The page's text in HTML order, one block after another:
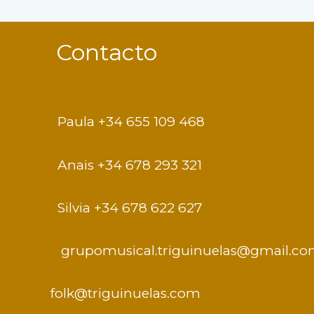
Contacto
Paula +34 655 109 468
Anais +34 678 293 321
Silvia +34 678 622 627
folk@triguinuelas.com